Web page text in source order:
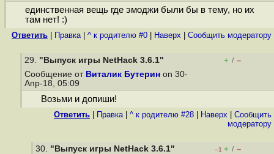
единственная вещь где эмоджи были бы в тему, но их
там нет! :)
Ответить Правка| ^ к родителю #0 Наверх Cообщить модератору
29. "Выпуск игры NetHack 3.6.1" + / –
Сообщение от Виталик Бутерин on 30-
Апр-18, 05:09
Возьми и допиши!
Ответить Правка| ^ к родителю #28 Наверх
Cообщить
модератору
30. "Выпуск игры NetHack 3.6.1" –1 + / –